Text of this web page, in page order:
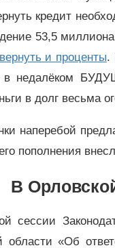
кредит
53,5
и проценты.
в недалёком
в долг весьма
наперебой
пополнения
В
сессии
области «Об